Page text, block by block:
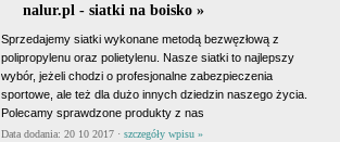
nalur.pl - siatki na boisko »
Sprzedajemy siatki wykonane metodą bezwęzłową z
polipropylenu oraz polietylenu. Nasze siatki to najlepszy
wybór, jeżeli chodzi o profesjonalne zabezpieczenia
sportowe, ale też dla dużo innych dziedzin naszego życia.
Polecamy sprawdzone produkty z nas
Data dodania: 20 10 2017 · szczegóły wpisu »